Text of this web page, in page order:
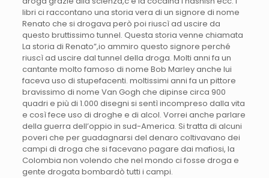
libri ci raccontano una storia vera di un signore di nome
Renato che si drogava però poi riuscì ad uscire da
questo bruttissimo tunnel. Questa storia venne chiamata
La storia di Renato”,io ammiro questo signore perché
riuscì ad uscire dal tunnel della droga. Molti anni fa un
cantante molto famoso di nome Bob Marley anche lui
faceva uso di stupefacenti. moltissimi anni fa un pittore
bravissimo di nome Van Gogh che dipinse circa 900
quadri e più di 1.000 disegni si sentì incompreso dalla vita
e così fece uso di droghe e di alcol. Vorrei anche parlare
della guerra dell’oppio in sud-America. Si tratta di alcuni
poveri che per guadagnarsi del denaro coltivavano dei
campi di droga che si facevano pagare dai mafiosi, la
Colombia non volendo che nel mondo ci fosse droga e
gente drogata bombardò tutti i campi.